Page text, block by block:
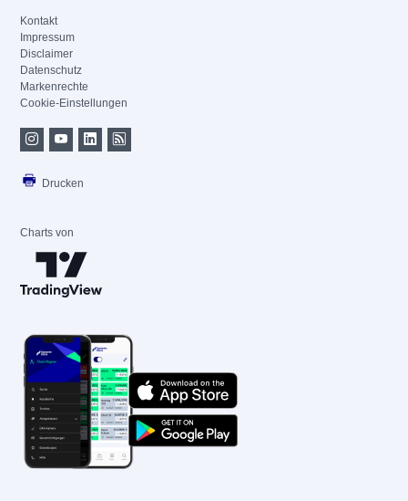
Kontakt
Impressum
Disclaimer
Datenschutz
Markenrechte
Cookie-Einstellungen
Drucken
Charts von